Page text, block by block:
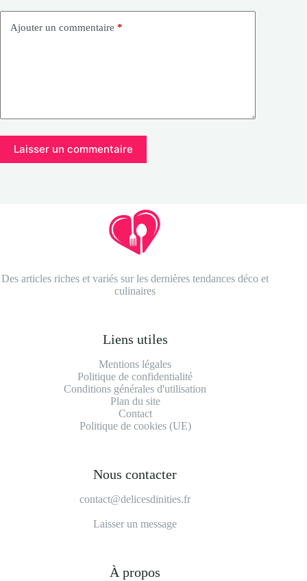
Ajouter un commentaire *
Laisser un commentaire
Des articles riches et variés sur les dernières tendances déco et
culinaires
Liens utiles
Mentions légales
Politique de confidentialité
Conditions générales d'utilisation
Plan du site
Contact
Politique de cookies (UE)
Nous contacter
contact@delicesdinities.fr
Laisser un message
À propos